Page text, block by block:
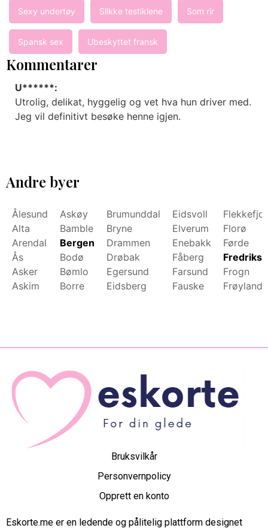
Sexy undertøy Slikke testiklene Som rir
Spansk sex Ubeskyttet fransk
Kommentarer
U******:
Utrolig, delikat, hyggelig og vet hva hun driver med.
Jeg vil definitivt besøke henne igjen.
Andre byer
Ålesund
Alta
Arendal
Ås
Asker
Askim
Askøy
Bamble
Bergen
Bodø
Bømlo
Borre
Brumunddal
Bryne
Drammen
Drøbak
Egersund
Eidsberg
Eidsvoll
Elverum
Enebakk
Fåberg
Farsund
Fauske
Florø
Førde
Frogn
Frøyland
Bruksvilkår
Personvernpolicy
Opprett en konto
Eskorte.me er en ledende og pålitelig plattform designet